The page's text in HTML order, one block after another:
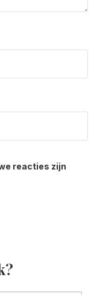
reacties zijn